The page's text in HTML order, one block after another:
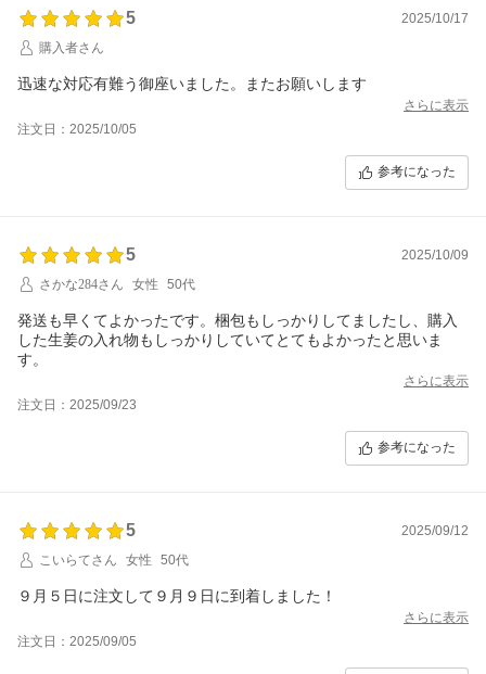
5
2025/10/17
購入者さん
迅速な対応有難う御座いました。またお願いします
さらに表示
注文日：2025/10/05
参考になった
5
2025/10/09
さかな284さん
女性 50代
発送も早くてよかったです。梱包もしっかりしてましたし、購入
した生姜の入れ物もしっかりしていてとてもよかったと思いま
す。
さらに表示
注文日：2025/09/23
参考になった
5
2025/09/12
こいらてさん
女性 50代
９月５日に注文して９月９日に到着しました！
さらに表示
注文日：2025/09/05